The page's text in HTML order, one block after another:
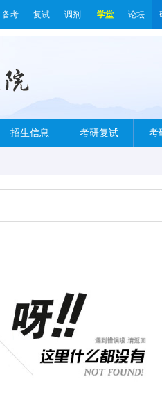
备考 复试 调剂 学堂 论坛
招生信息 考研复试 考